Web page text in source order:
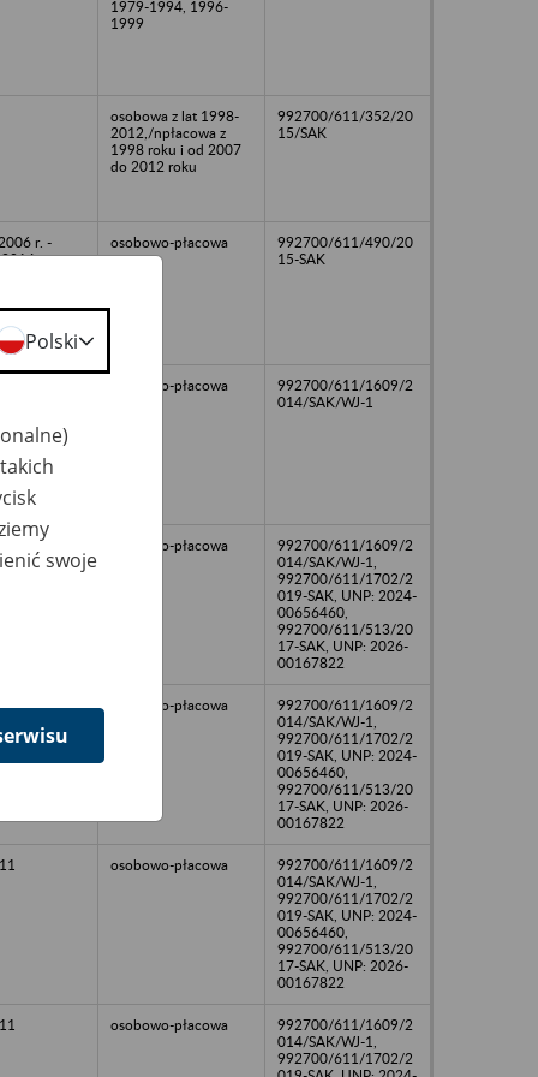
1979-1994, 1996-
1999
osobowa z lat 1998-
2012,/npłacowa z
1998 roku i od 2007
do 2012 roku
992700/611/352/20
15/SAK
r. -
r.
osobowo-płacowa
992700/611/490/20
15-SAK
osobowo-płacowa
992700/611/1609/2
014/SAK/WJ-1
osobowo-płacowa
992700/611/1609/2
014/SAK/WJ-1,
992700/611/1702/2
019-SAK, UNP: 2024-
00656460,
992700/611/513/20
17-SAK, UNP: 2026-
00167822
osobowo-płacowa
992700/611/1609/2
014/SAK/WJ-1,
992700/611/1702/2
019-SAK, UNP: 2024-
00656460,
992700/611/513/20
17-SAK, UNP: 2026-
00167822
osobowo-płacowa
992700/611/1609/2
014/SAK/WJ-1,
992700/611/1702/2
019-SAK, UNP: 2024-
00656460,
992700/611/513/20
17-SAK, UNP: 2026-
00167822
osobowo-płacowa
992700/611/1609/2
014/SAK/WJ-1,
992700/611/1702/2
Polski
swoje